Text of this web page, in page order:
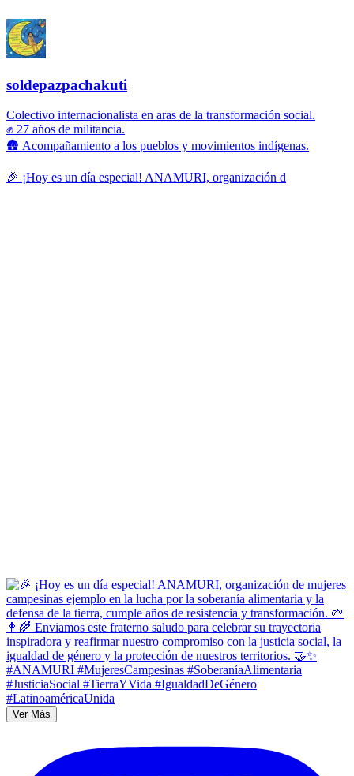
soldepazpachakuti
Colectivo internacionalista en aras de la transformación social.
✊ 27 años de militancia.
🛖 Acompañamiento a los pueblos y movimientos indígenas.
🎉 ¡Hoy es un día especial! ANAMURI, organización d
Ver Más